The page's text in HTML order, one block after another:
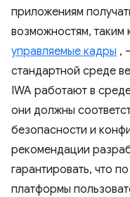
приложениям
возможностям, таким
управляемые кадры ,
стандартной среде
IWA работают в
они должны
безопасности и
рекомендации
гарантировать, что
платформы